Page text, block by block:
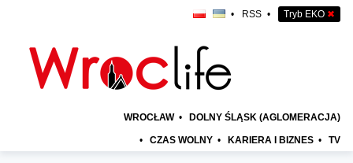
• RSS • Tryb EKO ✖
WROCŁAW • DOLNY ŚLĄSK (AGLOMERACJA)
• CZAS WOLNY • KARIERA I BIZNES • TV